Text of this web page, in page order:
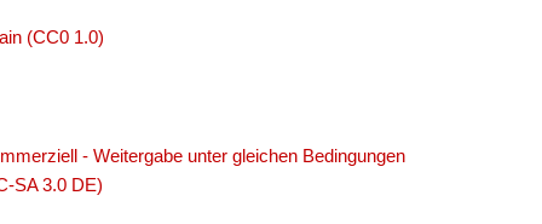
(CC0 1.0)
- Weitergabe unter gleichen Bedingungen
SA 3.0 DE)